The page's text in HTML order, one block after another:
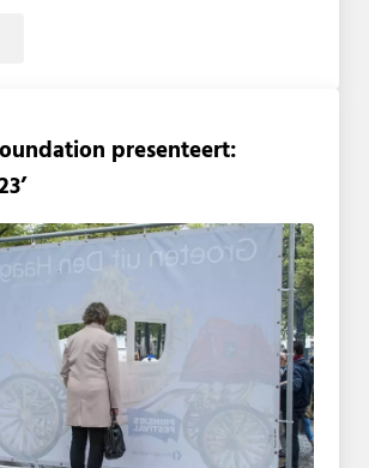
pleasure
presenteert: